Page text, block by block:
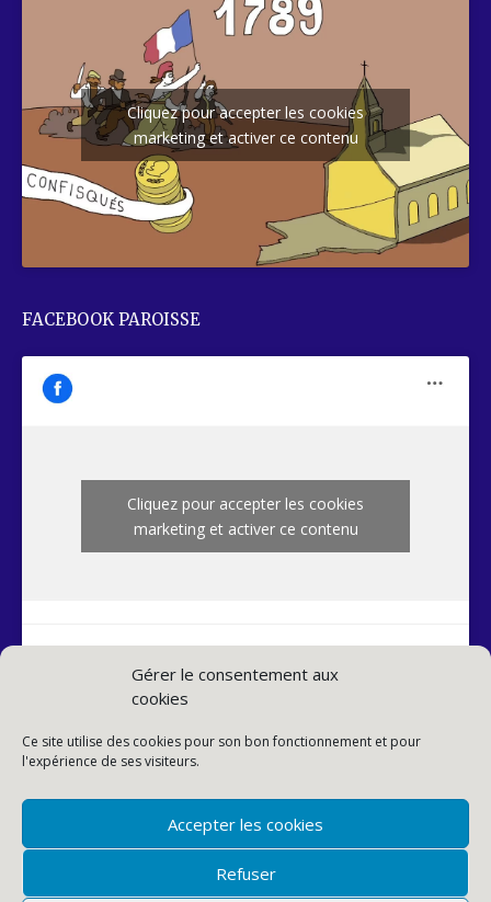
Gérer le consentement aux
cookies
Ce site utilise des cookies pour son bon fonctionnement et pour
l'expérience de ses visiteurs.
Accepter les cookies
Refuser
Cliquez pour accepter les cookies
marketing et activer ce contenu
FACEBOOK PAROISSE
Cliquez pour accepter les cookies
marketing et activer ce contenu